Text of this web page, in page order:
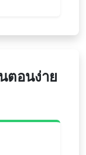
ตอนง่าย